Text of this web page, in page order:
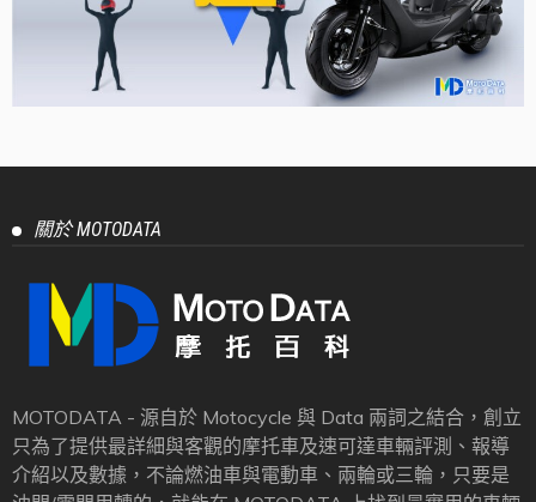
關於 MOTODATA
MOTODATA - 源自於 Motocycle 與 Data 兩詞之結合，創立
只為了提供最詳細與客觀的摩托車及速可達車輛評測、報導
介紹以及數據，不論燃油車與電動車、兩輪或三輪，只要是